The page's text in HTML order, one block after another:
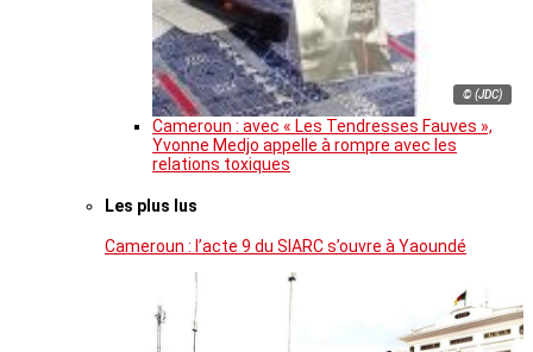
© (JDC)
Cameroun : avec « Les Tendresses Fauves »,
Yvonne Medjo appelle à rompre avec les
relations toxiques
Les plus lus
Cameroun : l’acte 9 du SIARC s’ouvre à Yaoundé